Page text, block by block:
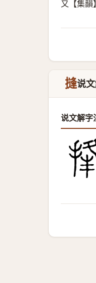
又【集韻
摓说
说文解字